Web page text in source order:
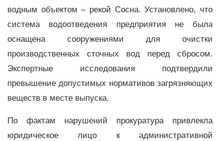
водным объектом – рекой Сосна. Установлено, что
система водоотведения предприятия не была
оснащена сооружениями для очистки
производственных сточных вод перед сбросом.
Экспертные исследования подтвердили
превышение допустимых нормативов загрязняющих
веществ в месте выпуска.
По фактам нарушений прокуратура привлекла
юридическое лицо к административной